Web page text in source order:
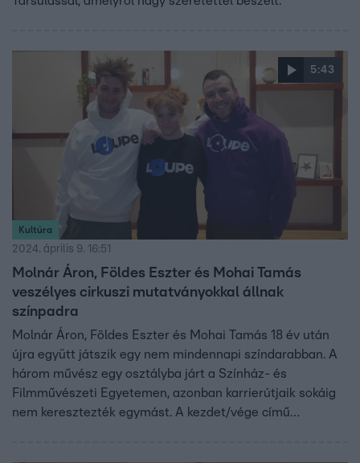
5:43
Kultúra
2024. április 9. 16:51
Molnár Áron, Földes Eszter és Mohai Tamás
veszélyes cirkuszi mutatványokkal állnak
színpadra
Molnár Áron, Földes Eszter és Mohai Tamás 18 év után
újra együtt játszik egy nem mindennapi színdarabban. A
három művész egy osztályba járt a Színház- és
Filmművészeti Egyetemen, azonban karrierútjaik sokáig
nem keresztezték egymást. A kezdet/vége című